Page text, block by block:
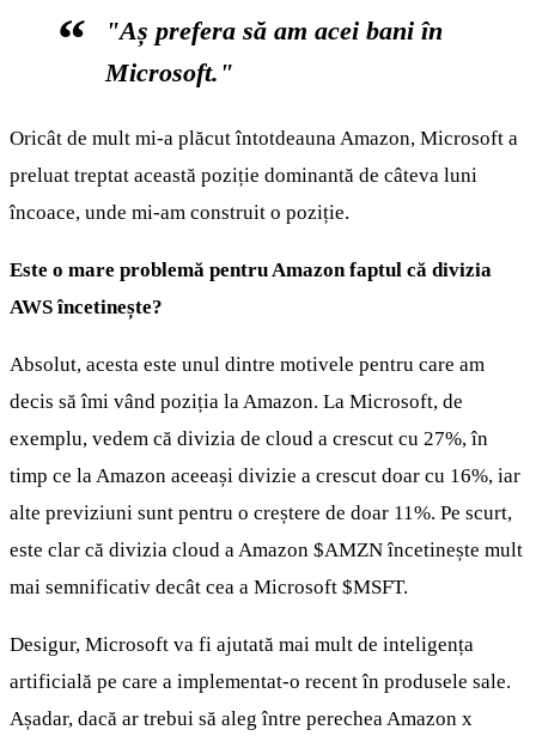
"Aș prefera să am acei bani în
Microsoft."
Oricât de mult mi-a plăcut întotdeauna Amazon, Microsoft a
preluat treptat această poziție dominantă de câteva luni
încoace, unde mi-am construit o poziție.
Este o mare problemă pentru Amazon faptul că divizia
AWS încetinește?
Absolut, acesta este unul dintre motivele pentru care am
decis să îmi vând poziția la Amazon. La Microsoft, de
exemplu, vedem că divizia de cloud a crescut cu 27%, în
timp ce la Amazon aceeași divizie a crescut doar cu 16%, iar
alte previziuni sunt pentru o creștere de doar 11%. Pe scurt,
este clar că divizia cloud a Amazon $AMZNîncetinește mult
mai semnificativ decât cea a Microsoft $MSFT.
Desigur, Microsoft va fi ajutată mai mult de inteligența
artificială pe care a implementat-o recent în produsele sale.
Așadar, dacă ar trebui să aleg între perechea Amazon x